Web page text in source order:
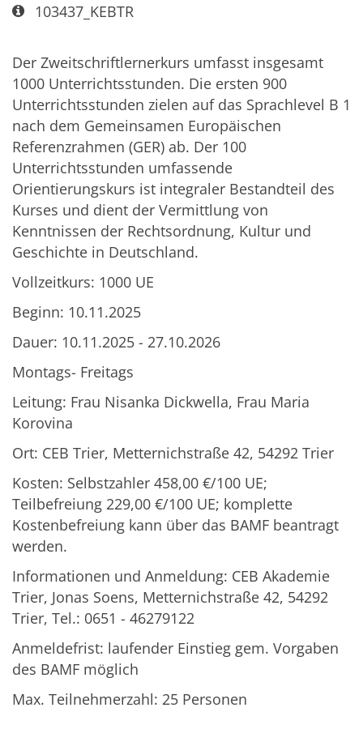
Art bzw. Nummer:
103437_KEBTR
Der Zweitschriftlernerkurs umfasst insgesamt
1000 Unterrichtsstunden. Die ersten 900
Unterrichtsstunden zielen auf das Sprachlevel B 1
nach dem Gemeinsamen Europäischen
Referenzrahmen (GER) ab. Der 100
Unterrichtsstunden umfassende
Orientierungskurs ist integraler Bestandteil des
Kurses und dient der Vermittlung von
Kenntnissen der Rechtsordnung, Kultur und
Geschichte in Deutschland.
Vollzeitkurs: 1000 UE
Beginn: 10.11.2025
Dauer: 10.11.2025 - 27.10.2026
Montags- Freitags
Leitung: Frau Nisanka Dickwella, Frau Maria
Korovina
Ort: CEB Trier, Metternichstraße 42, 54292 Trier
Kosten: Selbstzahler 458,00 €/100 UE;
Teilbefreiung 229,00 €/100 UE; komplette
Kostenbefreiung kann über das BAMF beantragt
werden.
Informationen und Anmeldung: CEB Akademie
Trier, Jonas Soens, Metternichstraße 42, 54292
Trier, Tel.: 0651 - 46279122
Anmeldefrist: laufender Einstieg gem. Vorgaben
des BAMF möglich
Max. Teilnehmerzahl: 25 Personen